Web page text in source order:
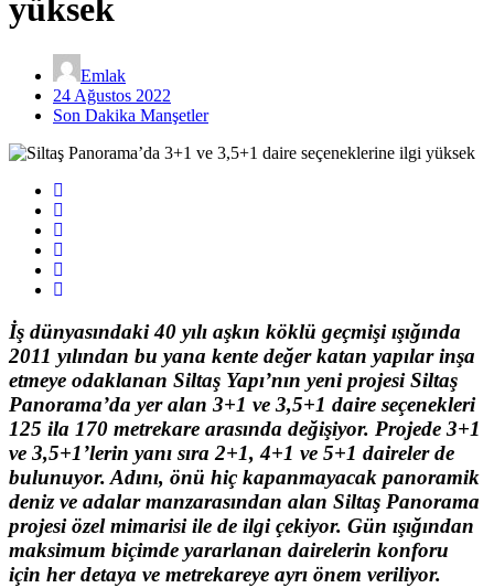
yüksek
Emlak
24 Ağustos 2022
Son Dakika Manşetler
İş dünyasındaki 40 yılı aşkın köklü geçmişi ışığında
2011 yılından bu yana kente değer katan yapılar inşa
etmeye odaklanan Siltaş Yapı’nın yeni projesi Siltaş
Panorama’da yer alan 3+1 ve 3,5+1 daire seçenekleri
125 ila 170 metrekare arasında değişiyor. Projede 3+1
ve 3,5+1’lerin yanı sıra 2+1, 4+1 ve 5+1 daireler de
bulunuyor. Adını, önü hiç kapanmayacak panoramik
deniz ve adalar manzarasından alan Siltaş Panorama
projesi özel mimarisi ile de ilgi çekiyor. Gün ışığından
maksimum biçimde yararlanan dairelerin konforu
için her detaya ve metrekareye ayrı önem veriliyor.